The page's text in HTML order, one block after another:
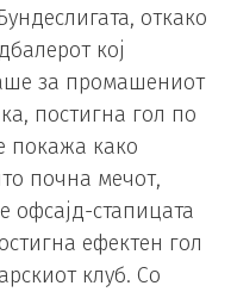
откако
кој
за промашениот
постигна гол по
покажа како
почна мечот,
офсајд-стапицата
ефектен гол
клуб. Со